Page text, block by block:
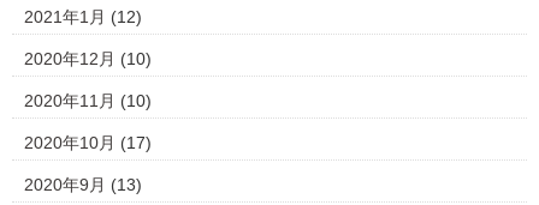
2021年1月 (12)
2020年12月 (10)
2020年11月 (10)
2020年10月 (17)
2020年9月 (13)